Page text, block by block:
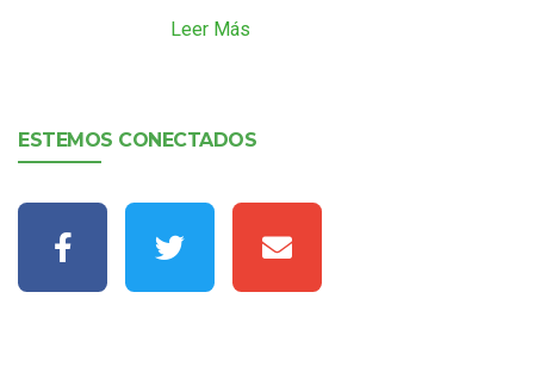
Leer Más
ESTEMOS CONECTADOS